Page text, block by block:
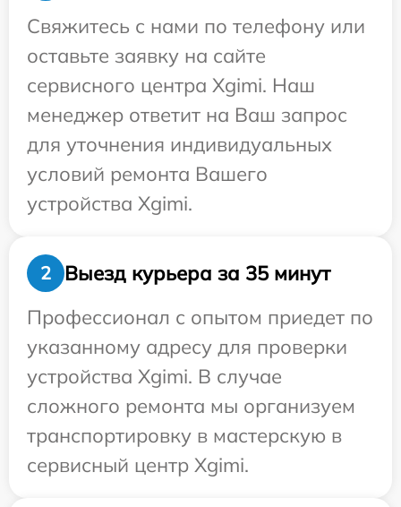
Свяжитесь с нами по телефону или
оставьте заявку на сайте
сервисного центра Xgimi. Наш
менеджер ответит на Ваш запрос
для уточнения индивидуальных
условий ремонта Вашего
устройства Xgimi.
2
Выезд курьера за 35 минут
Профессионал с опытом приедет по
указанному адресу для проверки
устройства Xgimi. В случае
сложного ремонта мы организуем
транспортировку в мастерскую в
сервисный центр Xgimi.